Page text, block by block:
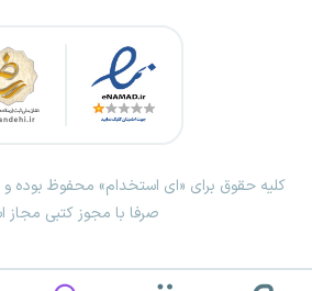
کلیه حقوق برای «ای استخدام» محفوظ بوده و
صرفا با مجوز کتبی مجاز